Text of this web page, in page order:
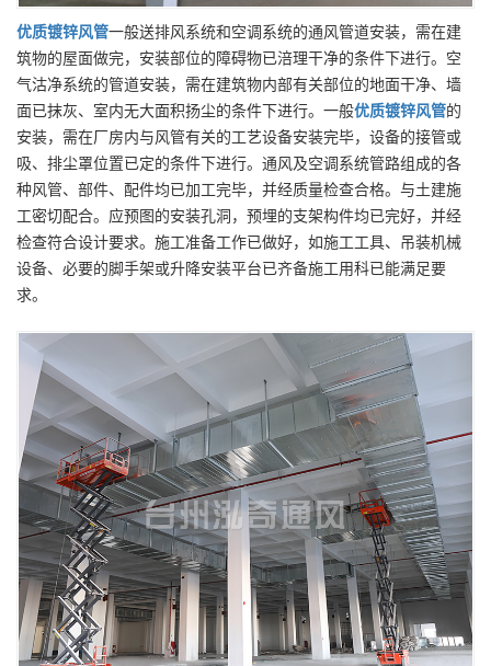
优质镀锌风管一般送排风系统和空调系统的通风管道安装，需在建
筑物的屋面做完，安装部位的障碍物已涪理干净的条件下进行。空
气沽净系统的管道安装，需在建筑物内部有关部位的地面干净、墙
面已抹灰、室内无大面积扬尘的条件下进行。一般优质镀锌风管的
安装，需在厂房内与风管有关的工艺设备安装完毕，设备的接管或
吸、排尘罩位置已定的条件下进行。通风及空调系统管路组成的各
种风管、部件、配件均已加工完毕，并经质量检查合格。与土建施
工密切配合。应预图的安装孔洞，预埋的支架构件均已完好，并经
检查符合设计要求。施工准备工作已做好，如施工工具、吊装机械
设备、必要的脚手架或升降安装平台已齐备施工用科已能满足要
求。